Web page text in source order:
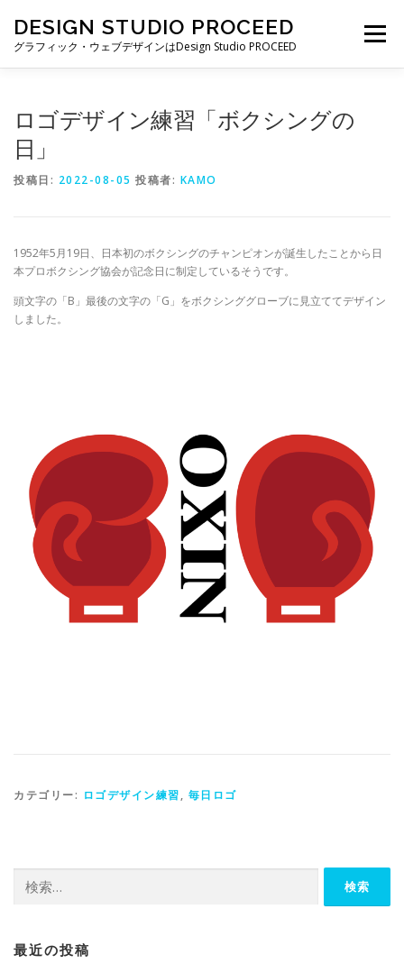
DESIGN STUDIO PROCEED
グラフィック・ウェブデザインはDesign Studio PROCEED
メニュー
ロゴデザイン練習「ボクシングの
日」
投稿日: 2022-08-05 投稿者: KAMO
1952年5月19日、日本初のボクシングのチャンピオンが誕生したことから日
本プロボクシング協会が記念日に制定しているそうです。
頭文字の「B」最後の文字の「G」をボクシンググローブに見立ててデザイン
しました。
カテゴリー: ロゴデザイン練習, 毎日ロゴ
索:
最近の投稿